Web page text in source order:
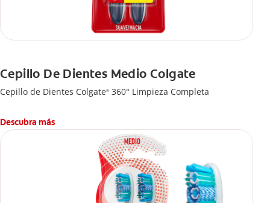
Cepillo De Dientes Medio Colgate
Cepillo de Dientes Colgate® 360° Limpieza Completa
Descubra más